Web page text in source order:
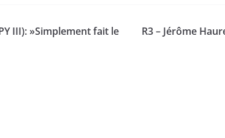
III): »Simplement fait le
R3 – Jérôme